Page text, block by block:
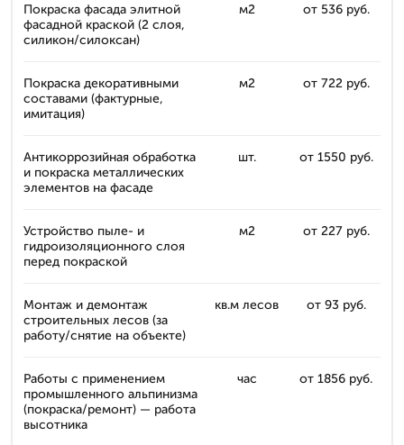
Покраска фасада элитной
фасадной краской (2 слоя,
силикон/силоксан)
м2 от 536 руб.
Покраска декоративными
составами (фактурные,
имитация)
м2 от 722 руб.
Антикоррозийная обработка
и покраска металлических
элементов на фасаде
шт. от 1550 руб.
Устройство пыле- и
гидроизоляционного слоя
перед покраской
м2 от 227 руб.
Монтаж и демонтаж
строительных лесов (за
работу/снятие на объекте)
кв.м лесов от 93 руб.
Работы с применением
промышленного альпинизма
(покраска/ремонт) — работа
высотника
час от 1856 руб.